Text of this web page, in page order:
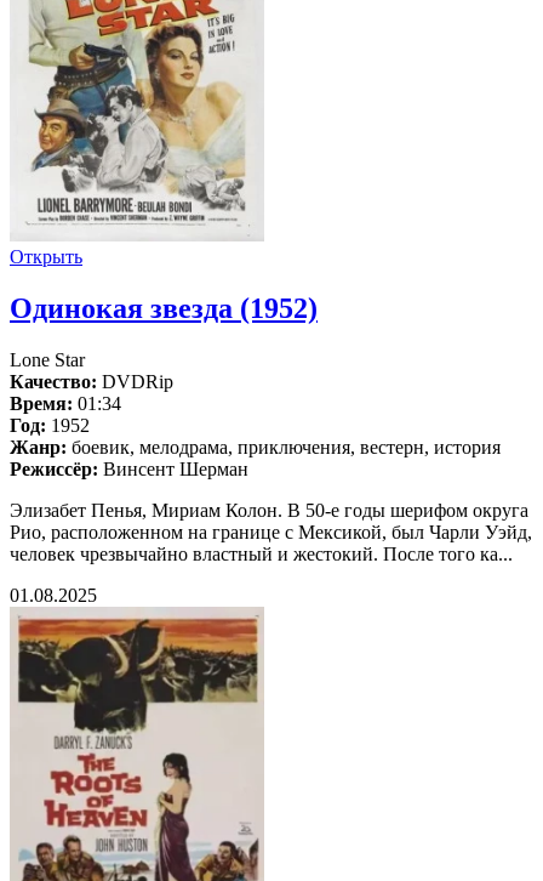
Открыть
Одинокая звезда (1952)
Lone Star
Качество: DVDRip
Время: 01:34
Год: 1952
Жанр: боевик, мелодрама, приключения, вестерн, история
Режиссёр: Винсент Шерман
Элизабет Пенья, Мириам Колон. В 50-е годы шерифом округа
Рио, расположенном на границе с Мексикой, был Чарли Уэйд,
человек чрезвычайно властный и жестокий. После того ка...
01.08.2025